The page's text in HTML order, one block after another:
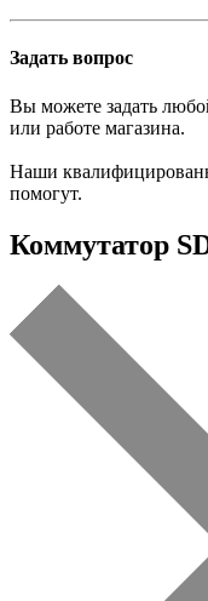
Задать вопрос
Вы можете задать
или работе магазина.
Наши
помогут.
Коммутатор